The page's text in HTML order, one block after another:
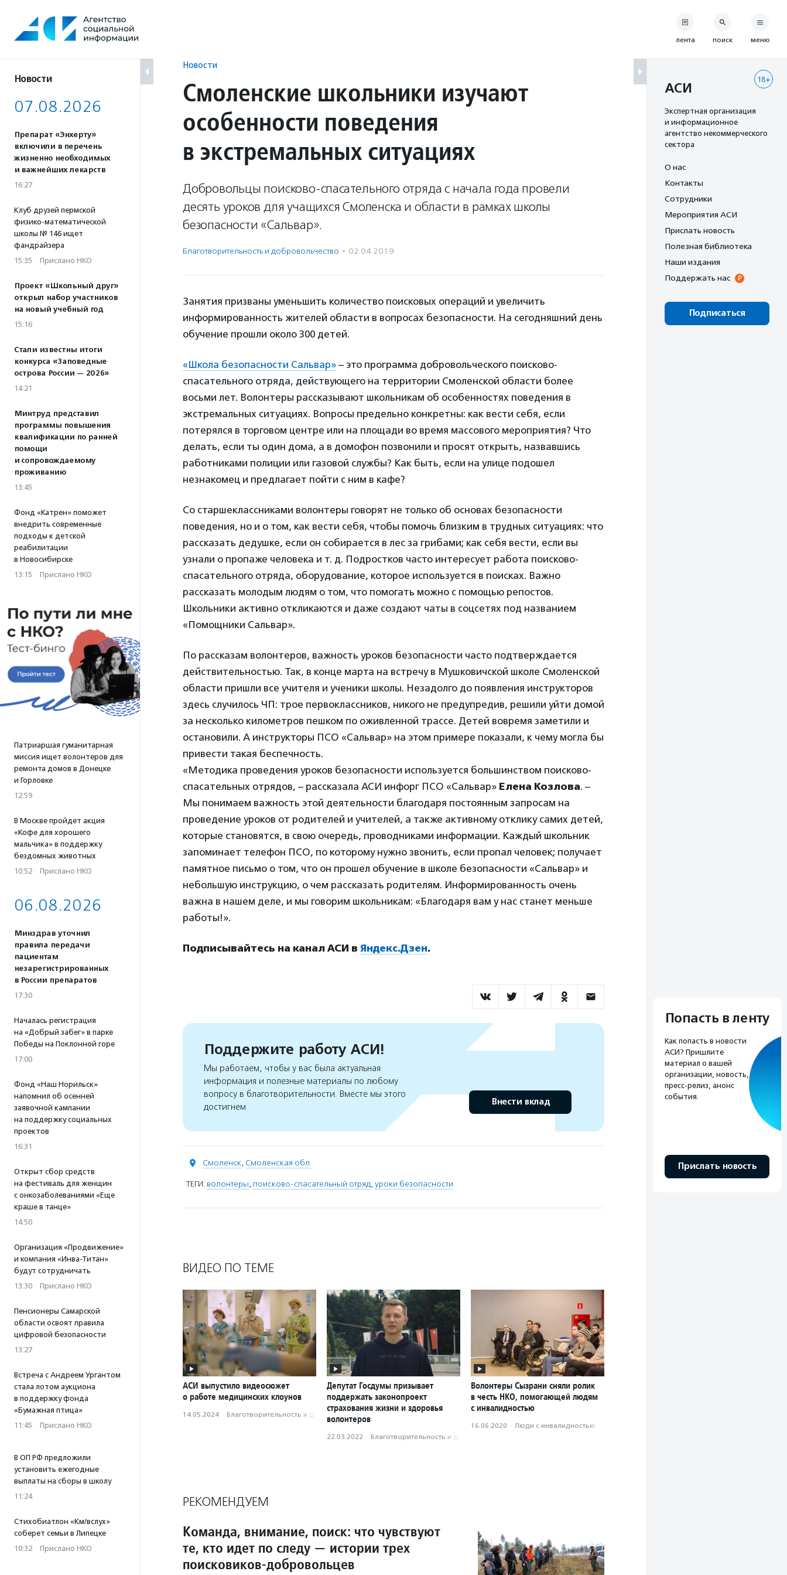
содержанию
Новости
07.08.2026
Препарат «Энхерту»
включили в перечень
жизненно необходимых
и важнейших лекарств
16:27
Клуб друзей пермской
физико-математической
школы № 146 ищет
фандрайзера
15:35 · Прислано НКО
Проект «Школьный друг»
открыл набор участников
на новый учебный год
15:16
Стали известны итоги
конкурса «Заповедные
острова России — 2026»
14:21
Минтруд представил
программы повышения
квалификации по ранней
помощи
и сопровождаемому
проживанию
13:45
Фонд «Катрен» поможет
внедрить современные
подходы к детской
реабилитации
в Новосибирске
13:15 · Прислано НКО
Патриаршая гуманитарная
миссия ищет волонтеров для
ремонта домов в Донецке
и Горловке
12:59
В Москве пройдет акция
«Кофе для хорошего
мальчика» в поддержку
бездомных животных
10:52 · Прислано НКО
06.08.2026
Минздрав уточнил
правила передачи
пациентам
незарегистрированных
в России препаратов
17:30
Началась регистрация
на «Добрый забег» в парке
Победы на Поклонной горе
17:00
Фонд «Наш Норильск»
напомнил об осенней
заявочной кампании
на поддержку социальных
проектов
16:31
Открыт сбор средств
на фестиваль для женщин
с онкозаболеваниями «Еще
краше в танце»
14:50
Организация «Продвижение»
и компания «Инва-Титан»
будут сотрудничать
13:30 · Прислано НКО
Пенсионеры Самарской
области освоят правила
цифровой безопасности
13:27
Встреча с Андреем Ургантом
стала лотом аукциона
в поддержку фонда
«Бумажная птица»
11:45 · Прислано НКО
В ОП РФ предложили
установить ежегодные
выплаты на сборы в школу
11:24
Стихобиатлон «Км/вслух»
соберет семьи в Липецке
10:32 · Прислано НКО
Новости
Смоленские школьники изучают
особенности поведения
в экстремальных ситуациях
Добровольцы поисково-спасательного отряда с начала года провели
десять уроков для учащихся Смоленска и области в рамках школы
безопасности «Сальвар».
Благотвори­тель­ность и доброволь­чест­во · 02.04.2019
Занятия призваны уменьшить количество поисковых операций и увеличить
информированность жителей области в вопросах безопасности. На сегодняшний день
обучение прошли около 300 детей.
«Школа безопасности Сальвар» – это программа добровольческого поисково-
спасательного отряда, действующего на территории Смоленской области более
восьми лет. Волонтеры рассказывают школьникам об особенностях поведения в
экстремальных ситуациях. Вопросы предельно конкретны: как вести себя, если
потерялся в торговом центре или на площади во время массового мероприятия? Что
делать, если ты один дома, а в домофон позвонили и просят открыть, назвавшись
работниками полиции или газовой службы? Как быть, если на улице подошел
незнакомец и предлагает пойти с ним в кафе?
Со старшеклассниками волонтеры говорят не только об основах безопасности
поведения, но и о том, как вести себя, чтобы помочь близким в трудных ситуациях: что
рассказать дедушке, если он собирается в лес за грибами; как себя вести, если вы
узнали о пропаже человека и т. д. Подростков часто интересует работа поисково-
спасательного отряда, оборудование, которое используется в поисках. Важно
рассказать молодым людям о том, что помогать можно с помощью репостов.
Школьники активно откликаются и даже создают чаты в соцсетях под названием
«Помощники Сальвар».
По рассказам волонтеров, важность уроков безопасности часто подтверждается
действительностью. Так, в конце марта на встречу в Мушковичской школе Смоленской
области пришли все учителя и ученики школы. Незадолго до появления инструкторов
здесь случилось ЧП: трое первоклассников, никого не предупредив, решили уйти домой
за несколько километров пешком по оживленной трассе. Детей вовремя заметили и
остановили. А инструкторы ПСО «Сальвар» на этом примере показали, к чему могла бы
привести такая беспечность.
«Методика проведения уроков безопасности используется большинством поисково-
спасательных отрядов, – рассказала АСИ инфорг ПСО «Сальвар» Елена Козлова. –
Мы понимаем важность этой деятельности благодаря постоянным запросам на
проведение уроков от родителей и учителей, а также активному отклику самих детей,
которые становятся, в свою очередь, проводниками информации. Каждый школьник
запоминает телефон ПСО, по которому нужно звонить, если пропал человек; получает
памятное письмо о том, что он прошел обучение в школе безопасности «Сальвар» и
небольшую инструкцию, о чем рассказать родителям. Информированность очень
важна в нашем деле, и мы говорим школьникам: «Благодаря вам у нас станет меньше
работы!».
Подписывайтесь на канал АСИ в Яндекс.Дзен.
Поддержите работу АСИ!
Мы работаем, чтобы у вас была актуальная
информация и полезные материалы по любому
вопросу в благотворительности. Вместе мы этого
достигнем
Внести вклад
Смоленск, Смоленская обл.
ТЕГИ: волонтеры, поисково-спасательный отряд, уроки безопасности
ВИДЕО ПО ТЕМЕ
АСИ выпустило видеосюжет
о работе медицинских клоунов
14.05.2024 · Благотвори­тель­ность и доброволь­чест­во
Депутат Госдумы призывает
поддержать законопроект
страхования жизни и здоровья
волонтеров
22.03.2022 · Благотвори­тель­ность и доброволь­чест­во
Волонтеры Сызрани сняли ролик
в честь НКО, помогающей людям
с инвалидностью
16.06.2020 · Люди с инвалидностью
РЕКОМЕНДУЕМ
Команда, внимание, поиск: что чувствуют
те, кто идет по следу — истории трех
поисковиков-добровольцев
лента поиск меню
18+
АСИ
Экспертная организация
и информационное
агентство некоммерческого
сектора
О нас
Контакты
Сотрудники
Мероприятия АСИ
Прислать новость
Полезная библиотека
Наши издания
Поддержать нас
Подписаться
Попасть в ленту
Как попасть в новости
АСИ? Пришлите
материал о вашей
организации, новость,
пресс-релиз, анонс
события.
Прислать новость